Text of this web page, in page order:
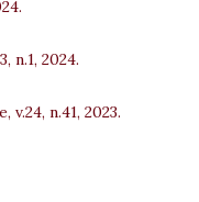
n.1, 2024.
n.41, 2023.